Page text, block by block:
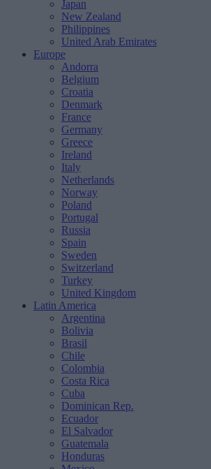
Japan
New Zealand
Philippines
United Arab Emirates
Europe
Andorra
Belgium
Croatia
Denmark
France
Germany
Greece
Ireland
Italy
Netherlands
Norway
Poland
Portugal
Russia
Spain
Sweden
Switzerland
Turkey
United Kingdom
Latin America
Argentina
Bolivia
Brasil
Chile
Colombia
Costa Rica
Cuba
Dominican Rep.
Ecuador
El Salvador
Guatemala
Honduras